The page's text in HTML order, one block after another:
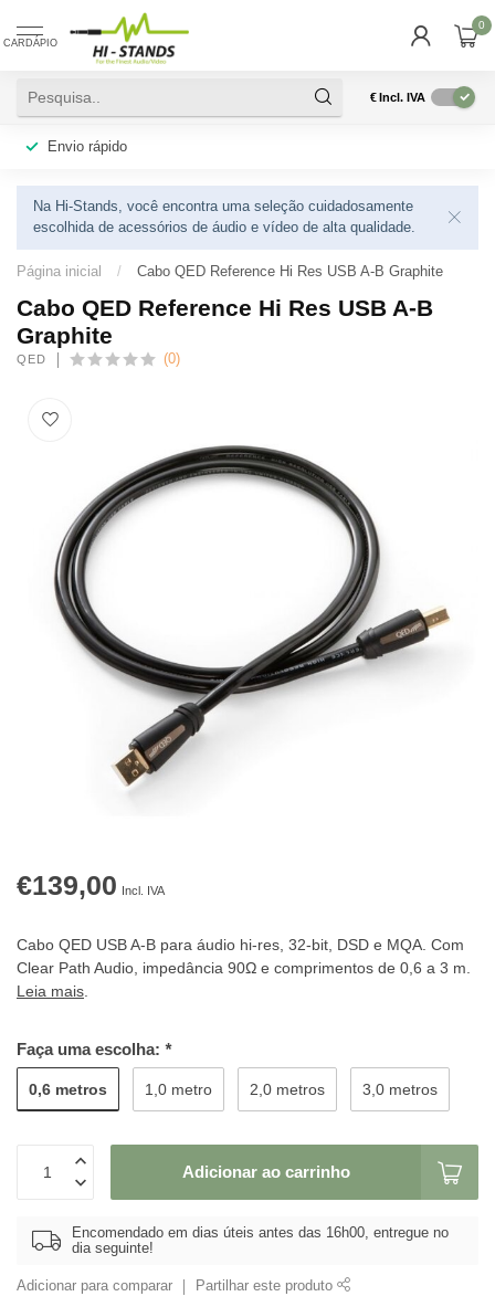
CARDÁPIO
0
€Incl. IVA
Envio rápido
Na Hi-Stands, você encontra uma seleção cuidadosamente
escolhida de acessórios de áudio e vídeo de alta qualidade.
Página inicial / Cabo QED Reference Hi Res USB A-B Graphite
Cabo QED Reference Hi Res USB A-B
Graphite
QED (0)
€139,00 Incl. IVA
Cabo QED USB A-B para áudio hi-res, 32-bit, DSD e MQA. Com
Clear Path Audio, impedância 90Ω e comprimentos de 0,6 a 3 m.
Leia mais
Faça uma escolha: *
0,6 metros 1,0 metro 2,0 metros 3,0 metros
Adicionar ao carrinho
Encomendado em dias úteis antes das 16h00, entregue no
dia seguinte!
Adicionar para comparar Partilhar este produto